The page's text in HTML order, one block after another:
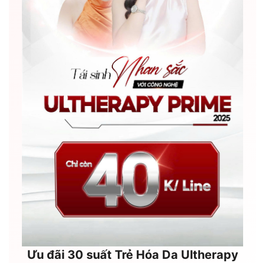
Ưu đãi 30 suất Trẻ Hóa Da Ultherapy